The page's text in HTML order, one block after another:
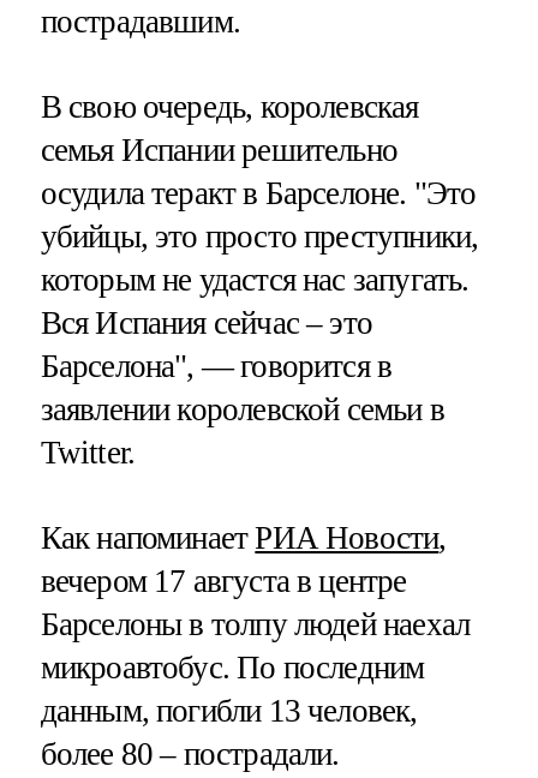
пострадавшим.
В свою очередь, королевская
семья Испании решительно
осудила теракт в Барселоне. "Это
убийцы, это просто преступники,
которым не удастся нас запугать.
Вся Испания сейчас – это
Барселона", — говорится в
заявлении королевской семьи в
Twitter.
Как напоминаетРИА Новости,
вечером 17 августа в центре
Барселоны в толпу людей наехал
микроавтобус. По последним
данным, погибли 13 человек,
более 80 – пострадали.